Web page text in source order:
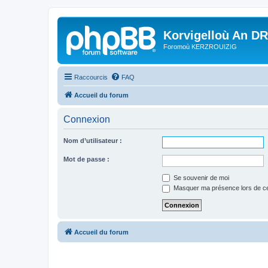
Korvigelloù An
Foromoù KERZROUIZIG
Raccourcis FAQ
Accueil du forum
Connexion
Nom d’utilisateur :
Mot de passe :
Se souvenir de moi
Masquer ma présence lors de
Accueil du forum